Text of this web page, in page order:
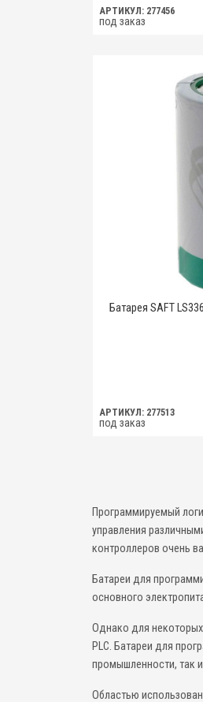
АРТИКУЛ: 277456
под заказ
Батарея SAFT
АРТИКУЛ: 277513
под заказ
Программируемый
управления
контроллеров очень
Батареи для
основного
Однако для некоторых
PLC. Батареи для
промышленности, так
Областью